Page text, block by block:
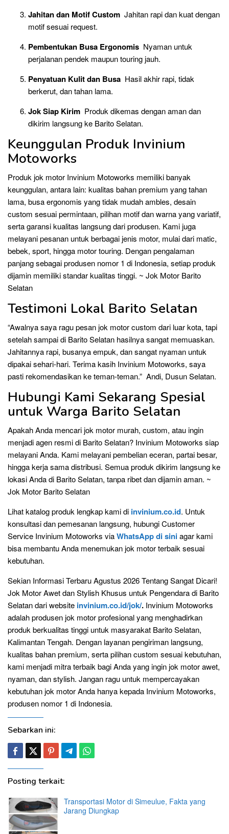
Jahitan dan Motif Custom Jahitan rapi dan kuat dengan
motif sesuai request.
Pembentukan Busa Ergonomis Nyaman untuk
perjalanan pendek maupun touring jauh.
Penyatuan Kulit dan Busa Hasil akhir rapi, tidak
berkerut, dan tahan lama.
Jok Siap Kirim Produk dikemas dengan aman dan
dikirim langsung ke Barito Selatan.
Keunggulan Produk Invinium
Motoworks
Produk jok motor Invinium Motoworks memiliki banyak
keunggulan, antara lain: kualitas bahan premium yang tahan
lama, busa ergonomis yang tidak mudah ambles, desain
custom sesuai permintaan, pilihan motif dan warna yang variatif,
serta garansi kualitas langsung dari produsen. Kami juga
melayani pesanan untuk berbagai jenis motor, mulai dari matic,
bebek, sport, hingga motor touring. Dengan pengalaman
panjang sebagai produsen nomor 1 di Indonesia, setiap produk
dijamin memiliki standar kualitas tinggi. ~ Jok Motor Barito
Selatan
Testimoni Lokal Barito Selatan
“Awalnya saya ragu pesan jok motor custom dari luar kota, tapi
setelah sampai di Barito Selatan hasilnya sangat memuaskan.
Jahitannya rapi, busanya empuk, dan sangat nyaman untuk
dipakai sehari-hari. Terima kasih Invinium Motoworks, saya
pasti rekomendasikan ke teman-teman.” Andi, Dusun Selatan.
Hubungi Kami Sekarang Spesial
untuk Warga Barito Selatan
Apakah Anda mencari jok motor murah, custom, atau ingin
menjadi agen resmi di Barito Selatan? Invinium Motoworks siap
melayani Anda. Kami melayani pembelian eceran, partai besar,
hingga kerja sama distribusi. Semua produk dikirim langsung ke
lokasi Anda di Barito Selatan, tanpa ribet dan dijamin aman. ~
Jok Motor Barito Selatan
Lihat katalog produk lengkap kami di invinium.co.id. Untuk
konsultasi dan pemesanan langsung, hubungi Customer
Service Invinium Motoworks viaWhatsApp di siniagar kami
bisa membantu Anda menemukan jok motor terbaik sesuai
kebutuhan.
Sekian Informasi Terbaru Agustus 2026 Tentang Sangat Dicari!
Jok Motor Awet dan Stylish Khusus untuk Pengendara di Barito
Selatan dari website invinium.co.id/jok/. Invinium Motoworks
adalah produsen jok motor profesional yang menghadirkan
produk berkualitas tinggi untuk masyarakat Barito Selatan,
Kalimantan Tengah. Dengan layanan pengiriman langsung,
kualitas bahan premium, serta pilihan custom sesuai kebutuhan,
kami menjadi mitra terbaik bagi Anda yang ingin jok motor awet,
nyaman, dan stylish. Jangan ragu untuk mempercayakan
kebutuhan jok motor Anda hanya kepada Invinium Motoworks,
produsen nomor 1 di Indonesia.
Sebarkan ini:
Posting terkait:
Transportasi Motor di Simeulue, Fakta yang
Jarang Diungkap